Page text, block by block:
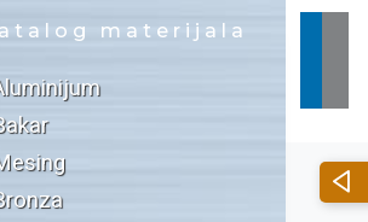
materijala